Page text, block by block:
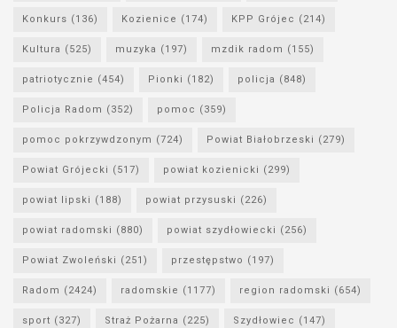
Konkurs (136) Kozienice (174) KPP Grójec (214)
Kultura (525) muzyka (197) mzdik radom (155)
patriotycznie (454) Pionki (182) policja (848)
Policja Radom (352) pomoc (359)
pomoc pokrzywdzonym (724) Powiat Białobrzeski (279)
Powiat Grójecki (517) powiat kozienicki (299)
powiat lipski (188) powiat przysuski (226)
powiat radomski (880) powiat szydłowiecki (256)
Powiat Zwoleński (251) przestępstwo (197)
Radom (2424) radomskie (1177) region radomski (654)
sport (327) Straż Pożarna (225) Szydłowiec (147)